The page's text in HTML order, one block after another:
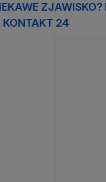
ZJAWISKO?
KONTAKT 24